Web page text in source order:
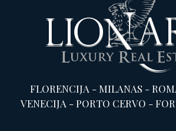
FLORENCIJA -MILANAS -
VENECIJA -PORTO CERVO -